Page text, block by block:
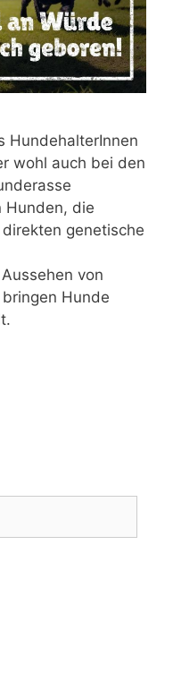
HundehalterInnen
wohl auch bei den
Hunden, die
genetische
von
Hunde